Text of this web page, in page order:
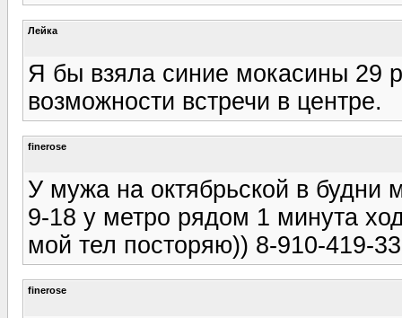
Лейка
Я бы взяла синие мокасины 29
возможности встречи в центре.
finerose
У мужа на октябрьской в будни
9-18 у метро рядом 1 минута
мой тел посторяю)) 8-910-419-
finerose